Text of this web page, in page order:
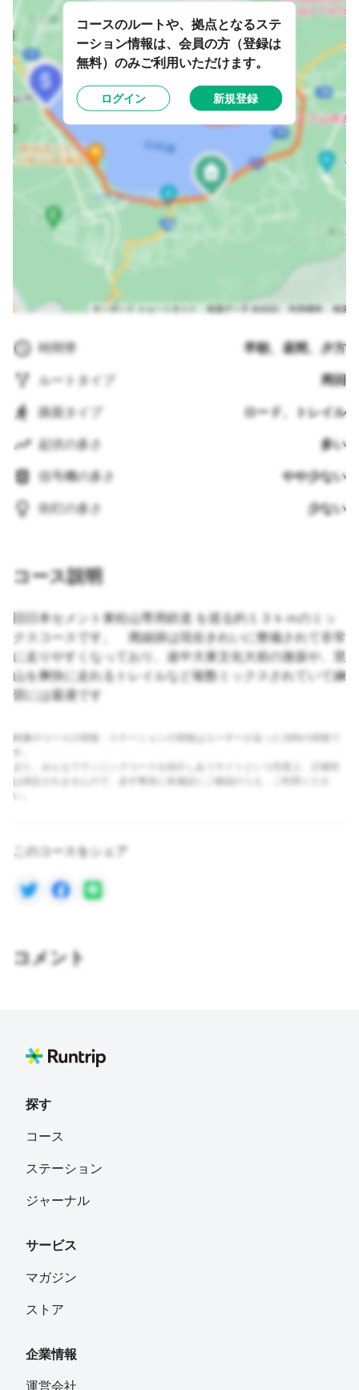
時間帯 早朝、昼間、夕方
ルートタイプ 周回
路面タイプ ロード、トレイル
起伏の多さ 多い
信号機の多さ やや少ない
街灯の多さ 少ない
コース説明
旧日本セメント東松山専用鉄道 を巡る約１３ｋｍのミッ
クスコースです。 廃線跡は現在きれいに整備されて非常
に走りやすくなっており、途中大東文化大前の激坂や、里
山を爽快に走れるトレイルなど複数ミックスされていて練
習には最適です
画像やコースの情報・ステーションの情報はユーザーが走った当時の情報で
す。
また、みんなでランニングコースを紹介しあうサイトという性質上、正確性
は保証されませんので、必ず事前に各施設にご確認のうえ、ご利用くださ
い。
このコースをシェア
コメント
コースのルートや、拠点となるステ
ーション情報は、会員の方（登録は
無料）のみご利用いただけます。
ログイン 新規登録
探す
コース
ステーション
ジャーナル
サービス
マガジン
ストア
企業情報
運営会社